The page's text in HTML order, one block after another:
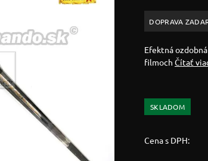
DOPRAVA
Efektná
filmoch Čítať
SKLADOM
Cena s DPH: